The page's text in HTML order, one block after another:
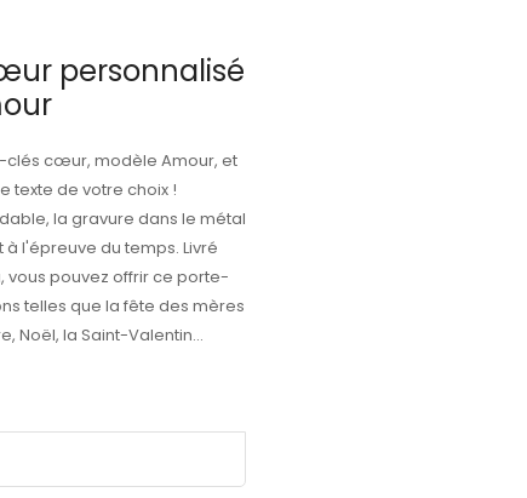
personnalisé
clés cœur, modèle Amour, et
texte de votre choix !
la gravure dans le métal
l'épreuve du temps. Livré
vous pouvez offrir ce porte-
telles que la fête des mères
Noël, la Saint-Valentin...